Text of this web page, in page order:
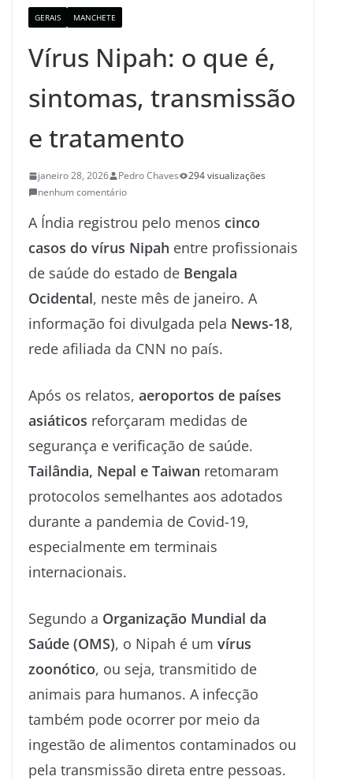
GERAIS MANCHETE
Vírus Nipah: o que é,
sintomas, transmissão
e tratamento
janeiro 28, 2026 Pedro Chaves
294 visualizações
nenhum comentário
A Índia registrou pelo menos cinco
casos do vírus Nipah entre profissionais
de saúde do estado de Bengala
Ocidental, neste mês de janeiro. A
informação foi divulgada pela News-18,
rede afiliada da CNN no país.
Após os relatos, aeroportos de países
asiáticos reforçaram medidas de
segurança e verificação de saúde.
Tailândia, Nepal e Taiwan retomaram
protocolos semelhantes aos adotados
durante a pandemia de Covid-19,
especialmente em terminais
internacionais.
Segundo a Organização Mundial da
Saúde (OMS), o Nipah é um vírus
zoonótico, ou seja, transmitido de
animais para humanos. A infecção
também pode ocorrer por meio da
ingestão de alimentos contaminados ou
pela transmissão direta entre pessoas.